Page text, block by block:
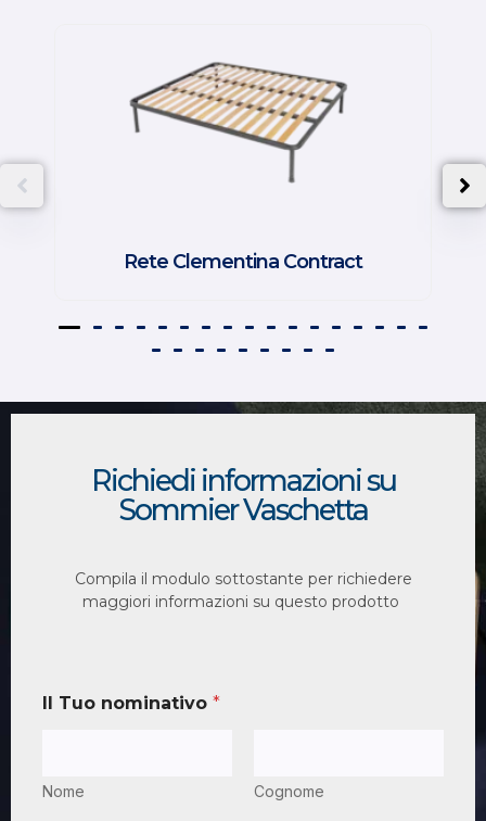
Rete Clementina Contract
Richiedi informazioni su
Sommier Vaschetta
Compila il modulo sottostante per richiedere
maggiori informazioni su questo prodotto
Il Tuo nominativo *
Nome Cognome